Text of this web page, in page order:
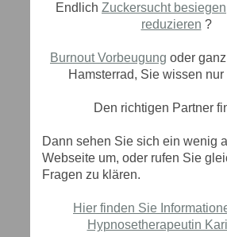
Endlich Zuckersucht besiegen
reduzieren ?
Burnout Vorbeugung oder
Hamsterrad, Sie wissen
Den richtigen Partner
Dann sehen Sie sich ein wenig
Webseite um, oder rufen Sie
Fragen zu klären.
Hier finden Sie
Hypnosetherapeutin